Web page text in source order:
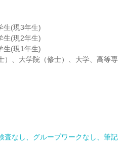
生(現3年生)
生(現2年生)
生(現1年生)
）、大学院（修士）、大学、高等専
査なし、グループワークなし、筆記